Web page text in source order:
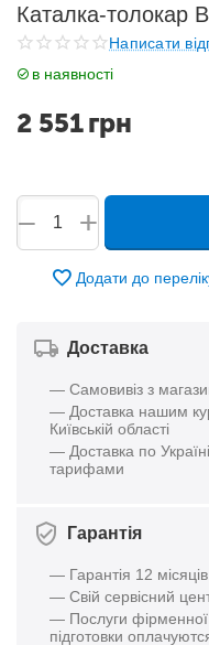
Каталка-толокар
Написати
в наявності
2 551грн
+
−
Додати до
Доставка
— Самовивіз з
— Доставка нашим
Київській області
— Доставка по
тарифами
Гарантія
— Гарантія 12
— Свій сервісний
— Послуги фірменної
підготовки